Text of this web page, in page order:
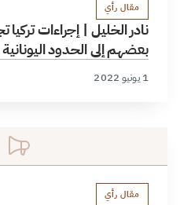
مقال رأي
نادر الخليل | إجراءات تركيا
بعضهم إلى الحدود اليونانية
1 يونيو 2022
مقال رأي